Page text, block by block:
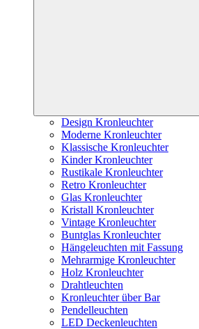
Design Kronleuchter
Moderne Kronleuchter
Klassische Kronleuchter
Kinder Kronleuchter
Rustikale Kronleuchter
Retro Kronleuchter
Glas Kronleuchter
Kristall Kronleuchter
Vintage Kronleuchter
Buntglas Kronleuchter
Hängeleuchten mit Fassung
Mehrarmige Kronleuchter
Holz Kronleuchter
Drahtleuchten
Kronleuchter über Bar
Pendelleuchten
LED Deckenleuchten